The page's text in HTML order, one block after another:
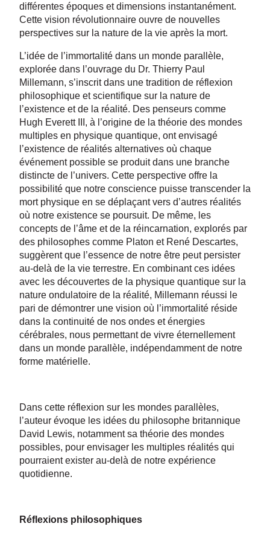
différentes époques et dimensions instantanément.
Cette vision révolutionnaire ouvre de nouvelles
perspectives sur la nature de la vie après la mort.
L’idée de l’immortalité dans un monde parallèle,
explorée dans l’ouvrage du Dr. Thierry Paul
Millemann, s’inscrit dans une tradition de réflexion
philosophique et scientifique sur la nature de
l’existence et de la réalité. Des penseurs comme
Hugh Everett III, à l’origine de la théorie des mondes
multiples en physique quantique, ont envisagé
l’existence de réalités alternatives où chaque
événement possible se produit dans une branche
distincte de l’univers. Cette perspective offre la
possibilité que notre conscience puisse transcender la
mort physique en se déplaçant vers d’autres réalités
où notre existence se poursuit. De même, les
concepts de l’âme et de la réincarnation, explorés par
des philosophes comme Platon et René Descartes,
suggèrent que l’essence de notre être peut persister
au-delà de la vie terrestre. En combinant ces idées
avec les découvertes de la physique quantique sur la
nature ondulatoire de la réalité, Millemann réussi le
pari de démontrer une vision où l’immortalité réside
dans la continuité de nos ondes et énergies
cérébrales, nous permettant de vivre éternellement
dans un monde parallèle, indépendamment de notre
forme matérielle.
Dans cette réflexion sur les mondes parallèles,
l’auteur évoque les idées du philosophe britannique
David Lewis, notamment sa théorie des mondes
possibles, pour envisager les multiples réalités qui
pourraient exister au-delà de notre expérience
quotidienne.
Réflexions philosophiques